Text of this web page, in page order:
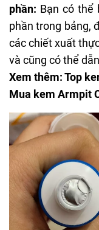
phần: Bạn có thể
phần trong bảng,
các chiết xuất
và cũng có thể
Xem thêm:Top
Mua kem Armpit